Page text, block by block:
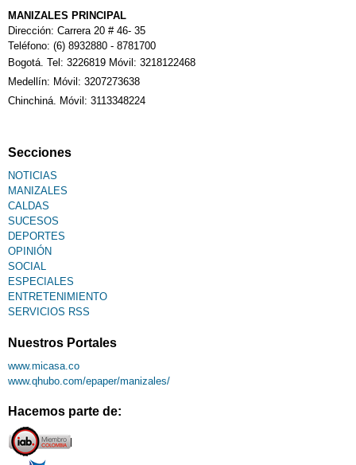
Calendario Tributario
Sudoku
MANIZALES PRINCIPAL
Dirección: Carrera 20 # 46- 35
Teléfono: (6) 8932880 - 8781700
Bogotá. Tel: 3226819 Móvil: 3218122468
Medellín: Móvil: 3207273638
Chinchiná. Móvil: 3113348224
Secciones
NOTICIAS
MANIZALES
CALDAS
SUCESOS
DEPORTES
OPINIÓN
SOCIAL
ESPECIALES
ENTRETENIMIENTO
SERVICIOS RSS
Nuestros Portales
www.micasa.co
www.qhubo.com/epaper/manizales/
Hacemos parte de: